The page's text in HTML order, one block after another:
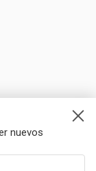
nuevos